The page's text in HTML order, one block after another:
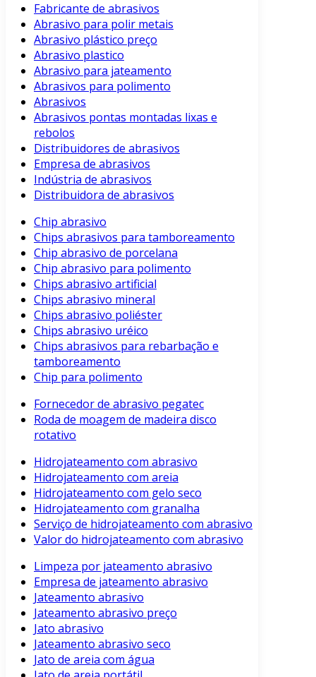
Fabricante de abrasivos
Abrasivo para polir metais
Abrasivo plástico preço
Abrasivo plastico
Abrasivo para jateamento
Abrasivos para polimento
Abrasivos
Abrasivos pontas montadas lixas e
rebolos
Distribuidores de abrasivos
Empresa de abrasivos
Indústria de abrasivos
Distribuidora de abrasivos
Chip abrasivo
Chips abrasivos para tamboreamento
Chip abrasivo de porcelana
Chip abrasivo para polimento
Chips abrasivo artificial
Chips abrasivo mineral
Chips abrasivo poliéster
Chips abrasivo uréico
Chips abrasivos para rebarbação e
tamboreamento
Chip para polimento
Fornecedor de abrasivo pegatec
Roda de moagem de madeira disco
rotativo
Hidrojateamento com abrasivo
Hidrojateamento com areia
Hidrojateamento com gelo seco
Hidrojateamento com granalha
Serviço de hidrojateamento com abrasivo
Valor do hidrojateamento com abrasivo
Limpeza por jateamento abrasivo
Empresa de jateamento abrasivo
Jateamento abrasivo
Jateamento abrasivo preço
Jato abrasivo
Jateamento abrasivo seco
Jato de areia com água